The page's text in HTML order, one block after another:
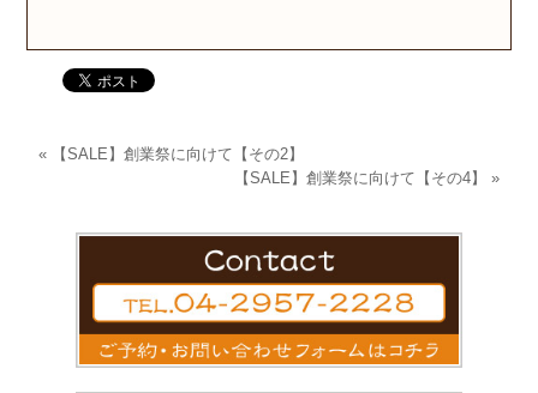
«
【SALE】創業祭に向けて【その2】
【SALE】創業祭に向けて【その4】
»